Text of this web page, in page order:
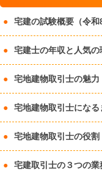
宅建の試験概要（令和
宅建士の年収と人気の
宅地建物取引士の魅力
宅地建物取引士になる
宅地建物取引士の役割
宅建取引士の３つの業